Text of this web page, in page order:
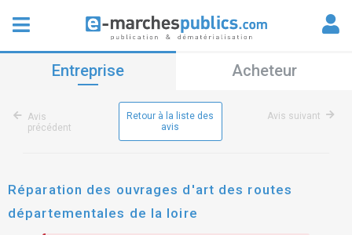
Entreprise Acheteur
Avis
précédent
Retour à la liste des
avis
Avis suivant
Réparation des ouvrages d'art des routes
départementales de la loire